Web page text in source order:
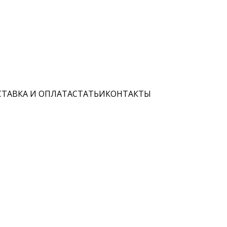
И ОПЛАТАСТАТЬИКОНТАКТЫ